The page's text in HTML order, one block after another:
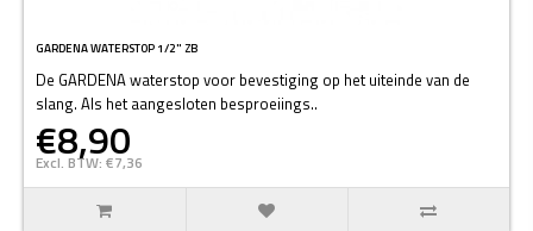
GARDENA WATERSTOP 1/2" ZB
De GARDENA waterstop voor bevestiging op het uiteinde van de
slang. Als het aangesloten besproeiings..
€8,90
Excl. BTW: €7,36